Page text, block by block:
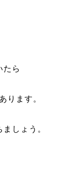
たら
ります。
しょう。